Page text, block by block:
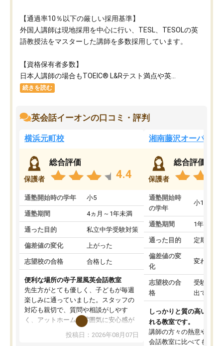
【通過率10％以下の厳しい採用基準】
外国人講師は現地採用を中心に行い、TESL、TESOLの英
語教授法をマスターした講師を多数採用しています。
【資格保有者多数】
日本人講師の場合もTOEIC® L&Rテスト満点や英...
続きを読む
英会話イーオンの口コミ・評判
横浜元町校
保護者
総合評価
4.4
通塾開始時の学年 小5
通塾期間 4ヵ月～1年未満
通った目的 私立中学受験対策
偏差値の変化 上がった
志望校の合格 合格した
便利な場所の寺子屋風英会話教室
先生方がとても優しく、子どもが毎週
楽しみに通っていました。スタッフの
対応も親切で、質問や相談がしやす
く、アットホームな雰囲気に安心感が
あります。石川町駅から近く通いやす
い点も好評だったと思います。一方
投稿日：2026年08月07日
湘南藤沢オーパ校
保護者
総合評価
通塾開始時
の学年
小1
通塾期間 1年以上
通った目的 定期テス
偏差値の変
化
変わらな
志望校の合
格
受験して
出ていな
しっかりと質の高いレッ
れる教室です。
講師の方々の熱意や質も
会話教室に比べても質の